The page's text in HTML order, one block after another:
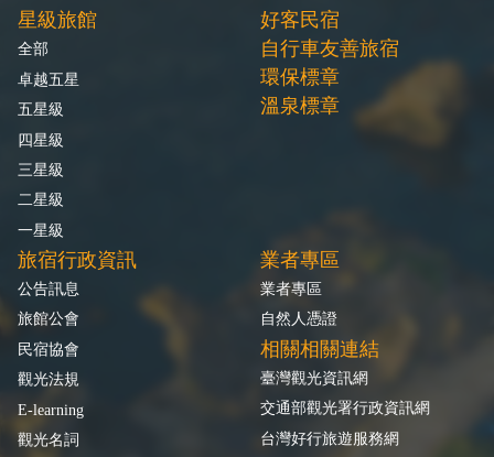
星級旅館
全部
卓越五星
五星級
四星級
三星級
二星級
一星級
好客民宿
自行車友善旅宿
環保標章
溫泉標章
旅宿行政資訊
公告訊息
旅館公會
民宿協會
觀光法規
E-learning
觀光名詞
業者專區
業者專區
自然人憑證
相關相關連結
臺灣觀光資訊網
交通部觀光署行政資訊網
台灣好行旅遊服務網